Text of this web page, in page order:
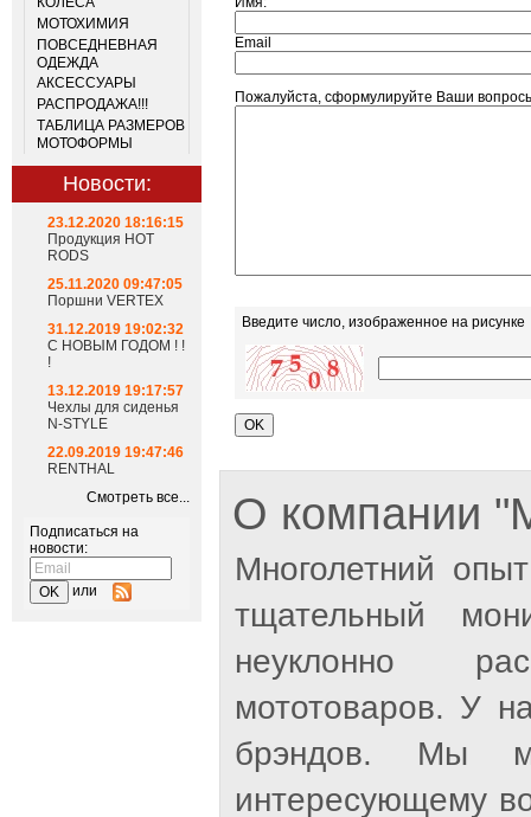
МОТОХИМИЯ
ПОВСЕДНЕВНАЯ
ОДЕЖДА
АКСЕССУАРЫ
РАСПРОДАЖА!!!
ТАБЛИЦА РАЗМЕРОВ
МОТОФОРМЫ
Новости:
23.12.2020 18:16:15
Продукция HOT
RODS
25.11.2020 09:47:05
Поршни VERTEX
31.12.2019 19:02:32
С НОВЫМ ГОДОМ ! !
!
13.12.2019 19:17:57
Чехлы для сиденья
N-STYLE
22.09.2019 19:47:46
RENTHAL
Смотреть все...
Подписаться на
новости:
или
Email
Пожалуйста, сформулируйте Ваши
Введите число, изображенное на рисунке
О компании
Многолетний
тщательный
неуклонно
мототоваров. У
брэндов. Мы
интересующему